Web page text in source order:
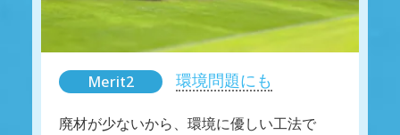
Merit2 環境問題にも
廃材が少ないから、環境に優しい工法で